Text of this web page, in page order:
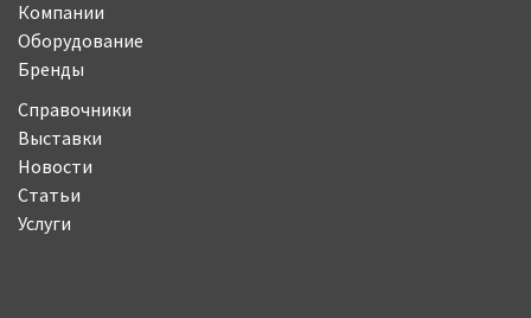
Компании
Оборудование
Бренды
Справочники
Выставки
Новости
Статьи
Услуги